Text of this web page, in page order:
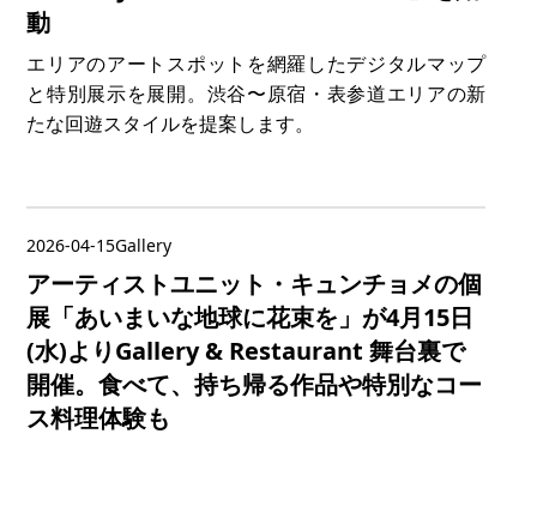
動
エリアのアートスポットを網羅したデジタルマップ
と特別展示を展開。渋谷〜原宿・表参道エリアの新
たな回遊スタイルを提案します。
2026-04-15Gallery
アーティストユニット・キュンチョメの個
展「あいまいな地球に花束を」が4月15日
(水)よりGallery & Restaurant 舞台裏で
開催。食べて、持ち帰る作品や特別なコー
ス料理体験も